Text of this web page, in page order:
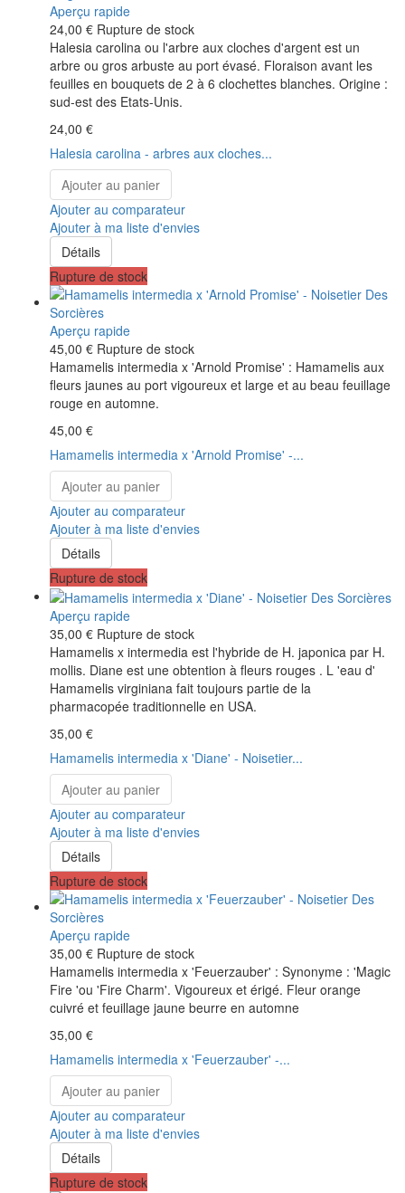
Aperçu rapide
24,00 € Rupture de stock
Halesia carolina ou l'arbre aux cloches d'argent est un
arbre ou gros arbuste au port évasé. Floraison avant les
feuilles en bouquets de 2 à 6 clochettes blanches. Origine :
sud-est des Etats-Unis.
24,00 €
Halesia carolina - arbres aux cloches...
Ajouter au panier
Ajouter au comparateur
Ajouter à ma liste d'envies
Détails
Rupture de stock
Aperçu rapide
45,00 € Rupture de stock
Hamamelis intermedia x 'Arnold Promise' : Hamamelis aux
fleurs jaunes au port vigoureux et large et au beau feuillage
rouge en automne.
45,00 €
Hamamelis intermedia x 'Arnold Promise' -...
Ajouter au panier
Ajouter au comparateur
Ajouter à ma liste d'envies
Détails
Rupture de stock
Aperçu rapide
35,00 € Rupture de stock
Hamamelis x intermedia est l'hybride de H. japonica par H.
mollis. Diane est une obtention à fleurs rouges . L 'eau d'
Hamamelis virginiana fait toujours partie de la
pharmacopée traditionnelle en USA.
35,00 €
Hamamelis intermedia x 'Diane' - Noisetier...
Ajouter au panier
Ajouter au comparateur
Ajouter à ma liste d'envies
Détails
Rupture de stock
Aperçu rapide
35,00 € Rupture de stock
Hamamelis intermedia x 'Feuerzauber' : Synonyme : 'Magic
Fire 'ou 'Fire Charm'. Vigoureux et érigé. Fleur orange
cuivré et feuillage jaune beurre en automne
35,00 €
Hamamelis intermedia x 'Feuerzauber' -...
Ajouter au panier
Ajouter au comparateur
Ajouter à ma liste d'envies
Détails
Rupture de stock